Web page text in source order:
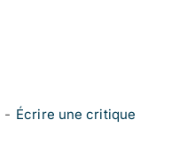
- Écrire une critique